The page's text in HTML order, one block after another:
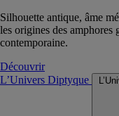
Silhouette antique, âme
les origines des amphores
contemporaine.
Découvrir
L’Univers Diptyque